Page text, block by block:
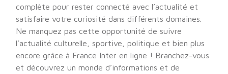
complète pour rester connecté avec l’actualité et
satisfaire votre curiosité dans différents domaines.
Ne manquez pas cette opportunité de suivre
l’actualité culturelle, sportive, politique et bien plus
encore grâce à France Inter en ligne ! Branchez-vous
et découvrez un monde d’informations et de